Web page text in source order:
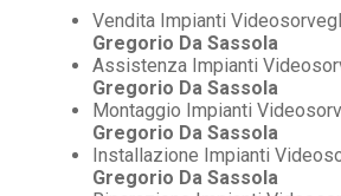
Vendita Impianti
Gregorio Da Sassola
Assistenza Impianti
Gregorio Da Sassola
Montaggio Impianti
Gregorio Da Sassola
Installazione Impianti
Gregorio Da Sassola